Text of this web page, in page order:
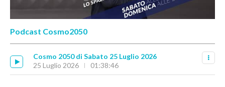
Podcast Cosmo2050
Cosmo 2050 di Sabato 25 Luglio 2026
25 Luglio 2026
01:38:46